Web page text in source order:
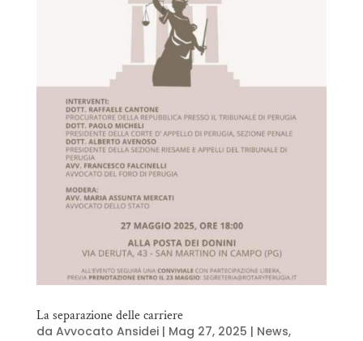
La separazione delle carriere
da Avvocato Ansidei| Mag 27, 2025 | News,